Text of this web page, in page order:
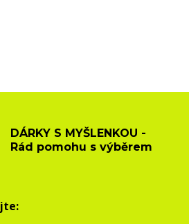
DÁRKY S MYŠLENKOU -
Rád pomohu s výběrem